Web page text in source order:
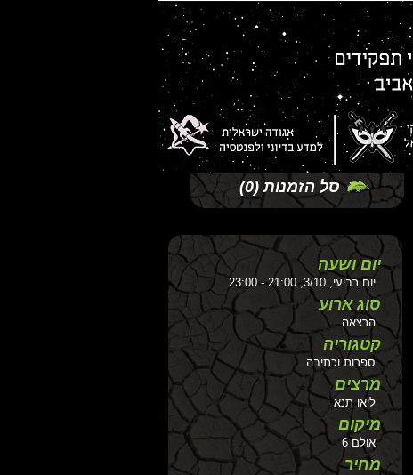
סל הזמנות (0)
יום ושעה
יום רביעי, 3/10, 21:00 - 23:00
סוג ארוע
הרצאה
קטגוריה
ספרות וכתיבה
מרצים
ליאו תנא
מיקום
אולם 6
מחיר